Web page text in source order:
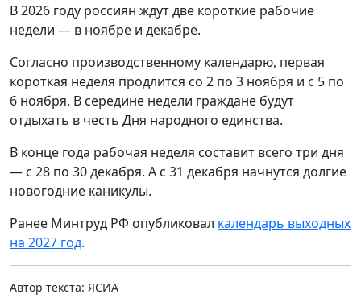
В 2026 году россиян ждут две короткие рабочие
недели — в ноябре и декабре.
Согласно производственному календарю, первая
короткая неделя продлится со 2 по 3 ноября и с 5 по
6 ноября. В середине недели граждане будут
отдыхать в честь Дня народного единства.
В конце года рабочая неделя составит всего три дня
— с 28 по 30 декабря. А с 31 декабря начнутся долгие
новогодние каникулы.
Ранее Минтруд РФ опубликовал календарь выходных
на 2027 год.
Автор текста: ЯСИА